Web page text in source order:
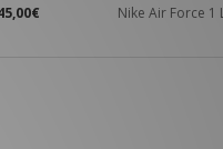
Nike Air Force 1